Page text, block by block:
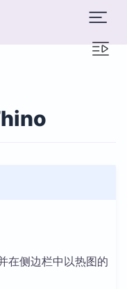
在侧边栏中以热图的